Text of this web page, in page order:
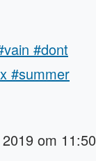
#dont
#summer
om 11:50